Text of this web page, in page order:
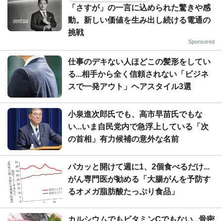
「さすが」の一言に込められた驚きや感
動。新しい価値を生み出し続ける電通の
挑戦
Sponsored
仕事のデキない人ほどこの髪形をしてい
る...相手から全く信頼されない「ビジネ
スで一発アウト」ヘアスタイル3選
小泉進次郎氏でも、高市早苗氏でもな
い...いま自民党内で急浮上している「次
の首相」有力候補の意外な名前
パカッと開けて週に1、2個食べるだけ...
がん専門医が勧める「大腸がんを予防す
るオメガ脂肪酸たっぷり食品」
カルシウムでもビタミンCでもない...骨密